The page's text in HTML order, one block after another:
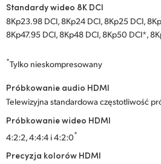
Standardy wideo 8K DCI
8Kp23.98 DCI, 8Kp24 DCI, 8Kp25 DCI,
8Kp47.95 DCI, 8Kp48 DCI, 8Kp50 DCI*,
*Tylko nieskompresowany
Próbkowanie audio HDMI
Telewizyjna standardowa częstotliwość
Próbkowanie wideo HDMI
4:2:2, 4:4:4 i 4:2:0*
Precyzja kolorów HDMI